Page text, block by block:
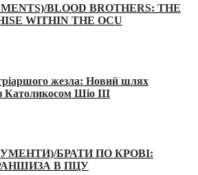
BLOOD BROTHERS: THE
WITHIN THE OCU
жезла: Новий шлях
Католикосом Шіо III
БРАТИ ПО КРОВІ:
В ПЦУ